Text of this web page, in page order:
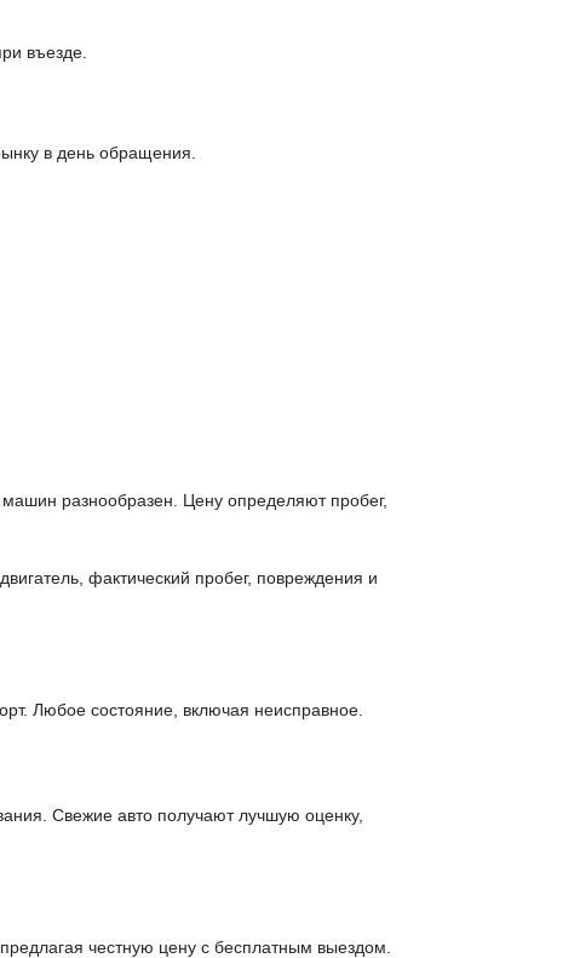
въезде.
в день обращения.
разнообразен. Цену определяют пробег,
фактический пробег, повреждения и
Любое состояние, включая неисправное.
Свежие авто получают лучшую оценку,
честную цену с бесплатным выездом.